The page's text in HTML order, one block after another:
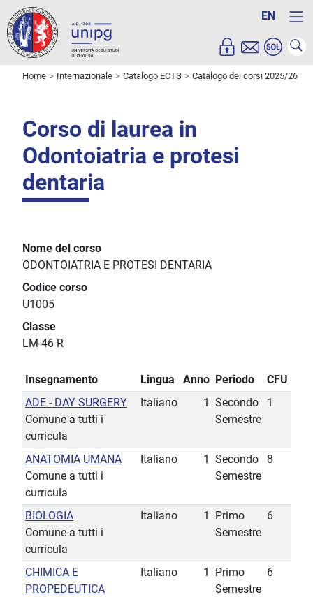
EN
Home Internazionale Catalogo ECTS Catalogo dei corsi 2025/26
Corso di laurea in
Odontoiatria e protesi
dentaria
Nome del corso
ODONTOIATRIA E PROTESI DENTARIA
Codice corso
U1005
Classe
LM-46 R
Insegnamento Lingua Anno Periodo
CFU
ADE - DAY SURGERY
Comune a tutti i
curricula
Italiano 1
Secondo
Semestre
1
ANATOMIA UMANA
Comune a tutti i
curricula
Italiano 1
Secondo
Semestre
8
BIOLOGIA
Comune a tutti i
curricula
Italiano 1
Primo
Semestre
6
CHIMICA E
PROPEDEUTICA
Italiano 1
Primo
Semestre
6